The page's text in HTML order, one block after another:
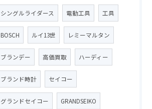
シングルライダース 電動工具 工具
BOSCH ルイ13世 レミーマルタン
ブランデー 高価買取 ハーディー
ブランド時計 セイコー
グランドセイコー GRANDSEIKO